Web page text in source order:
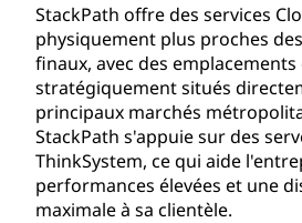
StackPath offre des services
physiquement plus proches
finaux, avec des
stratégiquement situés
principaux marchés
StackPath s'appuie sur des
ThinkSystem, ce qui aide
performances élevées et une
maximale à sa clientèle.